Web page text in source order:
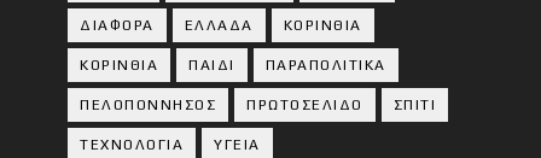
ΔΙΑΦΟΡΑ ΕΛΛΑΔΑ ΚΟΡΙΝΘΙΑ
ΚΟΡΙΝΘΙA ΠΑΙΔΙ ΠΑΡΑΠΟΛΙΤΙΚΑ
ΠΕΛΟΠΟΝΝΗΣΟΣ ΠΡΩΤΟΣΕΛΙΔΟ ΣΠΙΤΙ
ΤΕΧΝΟΛΟΓΙΑ ΥΓΕΙΑ